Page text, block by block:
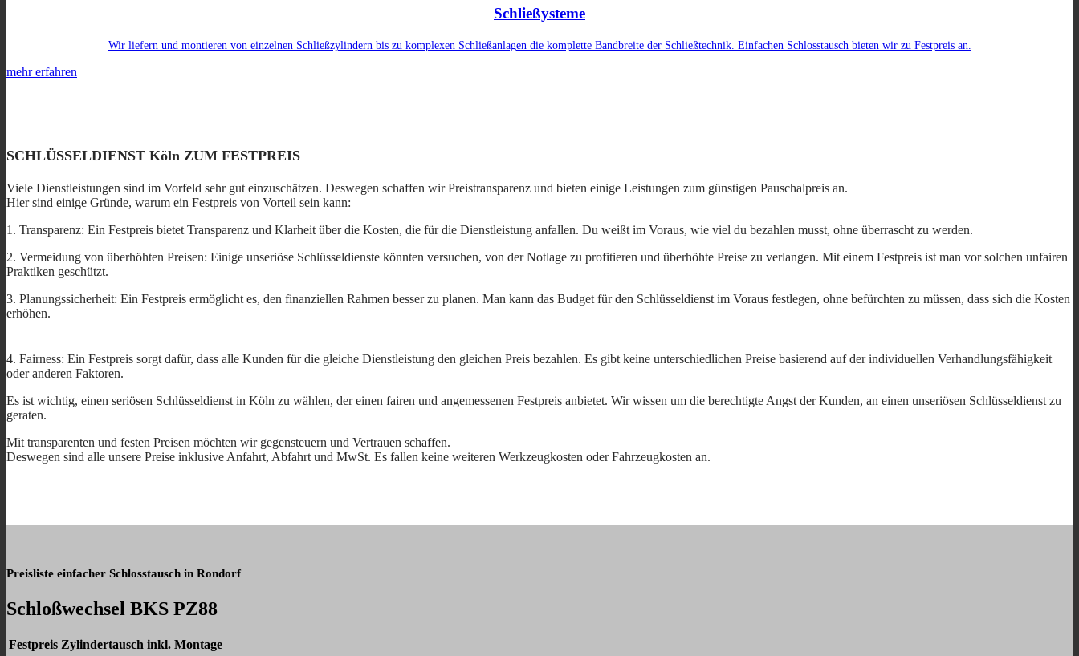
Schließysteme
Wir liefern und montieren von einzelnen Schließzylindern bis zu komplexen Schließanlagen die komplette Bandbreite der Schließtechnik. Einfachen Schlosstausch bieten wir zu Festpreis an.
mehr erfahren
SCHLÜSSELDIENST Köln ZUM FESTPREIS
Viele Dienstleistungen sind im Vorfeld sehr gut einzuschätzen. Deswegen schaffen wir Preistransparenz und bieten einige Leistungen zum günstigen Pauschalpreis an.
Hier sind einige Gründe, warum ein Festpreis von Vorteil sein kann:
1. Transparenz: Ein Festpreis bietet Transparenz und Klarheit über die Kosten, die für die Dienstleistung anfallen. Du weißt im Voraus, wie viel du bezahlen musst, ohne überrascht zu werden.
2. Vermeidung von überhöhten Preisen: Einige unseriöse Schlüsseldienste könnten versuchen, von der Notlage zu profitieren und überhöhte Preise zu verlangen. Mit einem Festpreis ist man vor solchen unfairen
Praktiken geschützt.
3. Planungssicherheit: Ein Festpreis ermöglicht es, den finanziellen Rahmen besser zu planen. Man kann das Budget für den Schlüsseldienst im Voraus festlegen, ohne befürchten zu müssen, dass sich die Kosten
erhöhen.
4. Fairness: Ein Festpreis sorgt dafür, dass alle Kunden für die gleiche Dienstleistung den gleichen Preis bezahlen. Es gibt keine unterschiedlichen Preise basierend auf der individuellen Verhandlungsfähigkeit
oder anderen Faktoren.
Es ist wichtig, einen seriösen Schlüsseldienst in Köln zu wählen, der einen fairen und angemessenen Festpreis anbietet. Wir wissen um die berechtigte Angst der Kunden, an einen unseriösen Schlüsseldienst zu
geraten.
Mit transparenten und festen Preisen möchten wir gegensteuern und Vertrauen schaffen.
Deswegen sind alle unsere Preise inklusive Anfahrt, Abfahrt und MwSt. Es fallen keine weiteren Werkzeugkosten oderFahrzeugkosten an.
Preisliste einfacher Schlosstausch in Rondorf
Schloßwechsel BKS PZ88
Festpreis Zylindertausch inkl. Montage